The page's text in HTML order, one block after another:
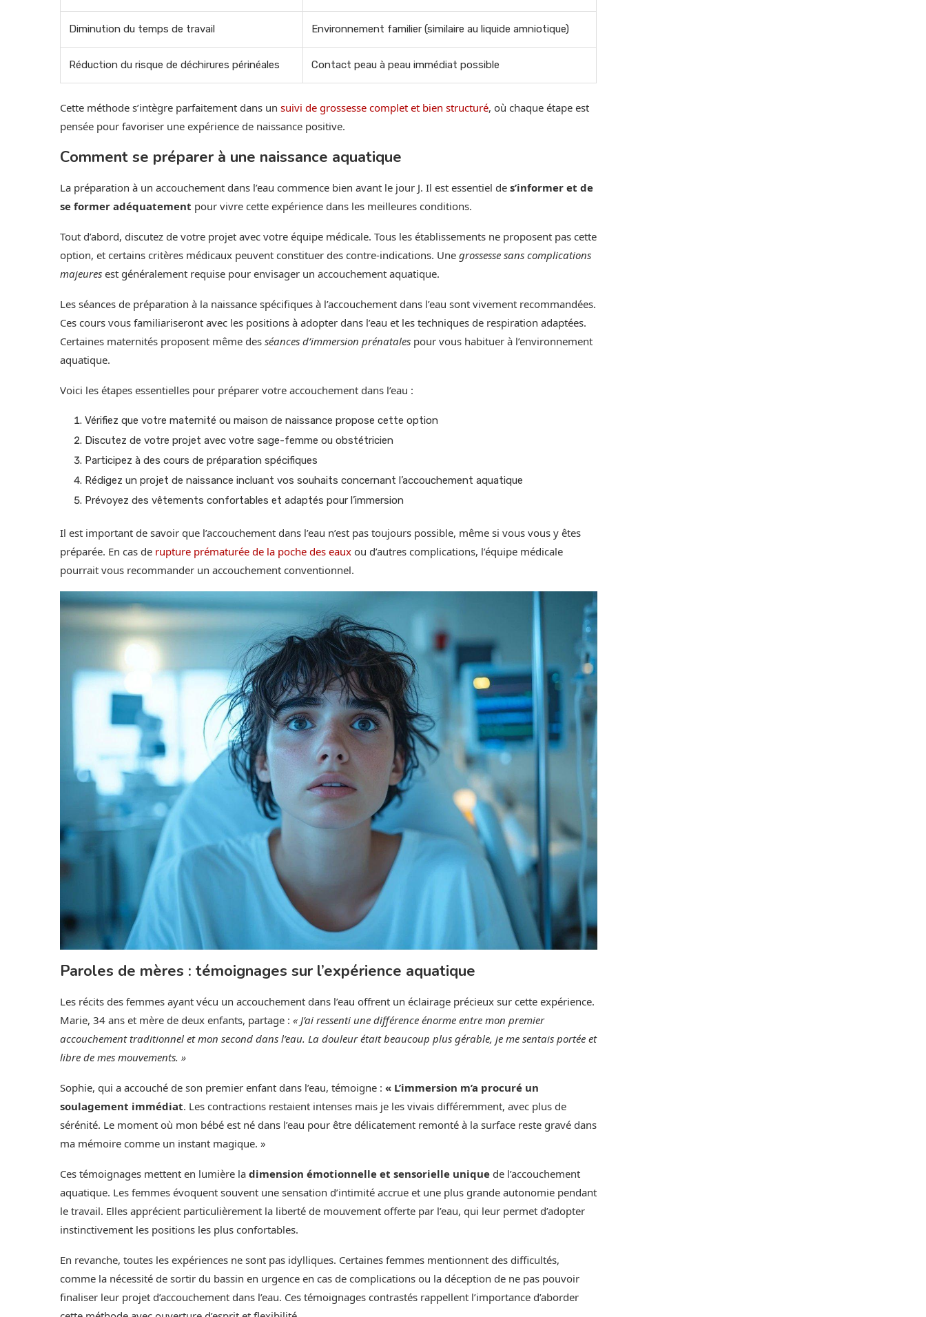
Diminution du temps de travail Environnement familier (similaire au liquide amniotique)
Réduction du risque de déchirures périnéales Contact peau à peau immédiat possible
Cette méthode s’intègre parfaitement dans un suivi de grossesse complet et bien structuré, où chaque étape est
pensée pour favoriser une expérience de naissance positive.
Comment se préparer à une naissance aquatique
La préparation à un accouchement dans l’eau commence bien avant le jour J. Il est essentiel de s’informer et de
se former adéquatement pour vivre cette expérience dans les meilleures conditions.
Tout d’abord, discutez de votre projet avec votre équipe médicale. Tous les établissements ne proposent pas cette
option, et certains critères médicaux peuvent constituer des contre-indications. Une grossesse sans complications
majeures est généralement requise pour envisager un accouchement aquatique.
Les séances de préparation à la naissance spécifiques à l’accouchement dans l’eau sont vivement recommandées.
Ces cours vous familiariseront avec les positions à adopter dans l’eau et les techniques de respiration adaptées.
Certaines maternités proposent même des séances d’immersion prénatales pour vous habituer à l’environnement
aquatique.
Voici les étapes essentielles pour préparer votre accouchement dans l’eau :
Vérifiez que votre maternité ou maison de naissance propose cette option
Discutez de votre projet avec votre sage-femme ou obstétricien
Participez à des cours de préparation spécifiques
Rédigez un projet de naissance incluant vos souhaits concernant l’accouchement aquatique
Prévoyez des vêtements confortables et adaptés pour l’immersion
Il est important de savoir que l’accouchement dans l’eau n’est pas toujours possible, même si vous vous y êtes
préparée. En cas de rupture prématurée de la poche des eaux ou d’autres complications, l’équipe médicale
pourrait vous recommander un accouchement conventionnel.
Paroles de mères : témoignages sur l’expérience aquatique
Les récits des femmes ayant vécu un accouchement dans l’eau offrent un éclairage précieux sur cette expérience.
Marie, 34 ans et mère de deux enfants, partage : « J’ai ressenti une différence énorme entre mon premier
accouchement traditionnel et mon second dans l’eau. La douleur était beaucoup plus gérable, je me sentais portée et
libre de mes mouvements. »
Sophie, qui a accouché de son premier enfant dans l’eau, témoigne : « L’immersion m’a procuré un
soulagement immédiat. Les contractions restaient intenses mais je les vivais différemment, avec plus de
sérénité. Le moment où mon bébé est né dans l’eau pour être délicatement remonté à la surface reste gravé dans
ma mémoire comme un instant magique. »
Ces témoignages mettent en lumière la dimension émotionnelle et sensorielle unique de l’accouchement
aquatique. Les femmes évoquent souvent une sensation d’intimité accrue et une plus grande autonomie pendant
le travail. Elles apprécient particulièrement la liberté de mouvement offerte par l’eau, qui leur permet d’adopter
instinctivement les positions les plus confortables.
En revanche, toutes les expériences ne sont pas idylliques. Certaines femmes mentionnent des difficultés,
comme la nécessité de sortir du bassin en urgence en cas de complications ou la déception de ne pas pouvoir
finaliser leur projet d’accouchement dans l’eau. Ces témoignages contrastés rappellent l’importance d’aborder